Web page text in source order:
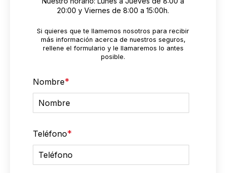
20:00 y Viernes de 8:00 a 15:00h.
Si quieres que te llamemos nosotros para recibir
más información acerca de nuestros seguros,
rellene el formulario y le llamaremos lo antes
posible.
Nombre*
Teléfono*